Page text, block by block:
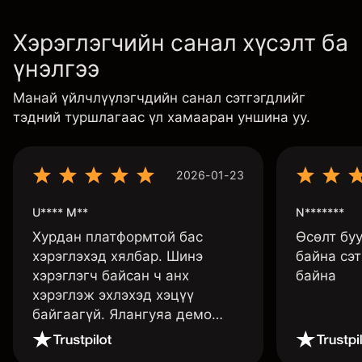
Хэрэглэгчийн санал хүсэлт ба
үнэлгээ
Манай үйлчлүүлэгчдийн санал сэтгэгдлийг
тэдний туршлагаас үл хамааран уншина уу.
2026-01-23
U**** M**
Хурдан платформтой бас
хэрэглэхэд хялбар. Шинэ
хэрэглэгч байсан ч анх
хэрэглэж эхлэхэд хэцүү
байгаагүй. Ялангуяа демо
данс нь их хэрэгтэй ба
N*******
Өсөлт
байна
байна